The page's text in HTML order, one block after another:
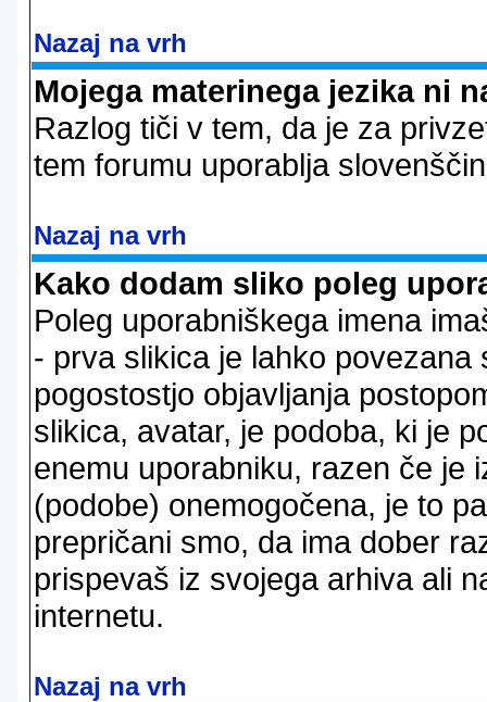
Nazaj na vrh
Mojega materinega jezika ni
Razlog tiči v tem, da je za
tem forumu uporablja
Nazaj na vrh
Kako dodam sliko poleg
Poleg uporabniškega imena
- prva slikica je lahko
pogostostjo objavljanja
slikica, avatar, je podoba, ki je
enemu uporabniku, razen če je
(podobe) onemogočena, je to
prepričani smo, da ima dober
prispevaš iz svojega arhiva ali
internetu.
Nazaj na vrh